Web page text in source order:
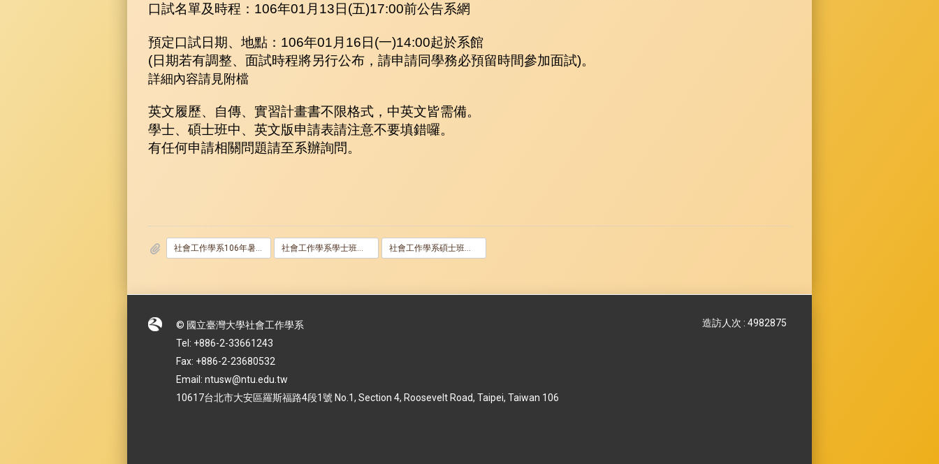
口試名單及時程：106年01月13日(五)17:00前公告系網
預定口試日期、地點：106年01月16日(一)14:00起於系館
(日期若有調整、面試時程將另行公布，請申請同學務必預留時間參加面試)。
詳細內容請見附檔
英文履歷、自傳、實習計畫書不限格式，中英文皆需備。
學士、碩士班中、英文版申請表請注意不要填錯囉。
有任何申請相關問題請至系辦詢問。
社會工作學系106年暑期國外實習甄選公告 社會工作學系學士班社會工作實習申請表 社會工作學系碩士班實地工作申請表
© 國立臺灣大學社會工作學系
Tel: +886-2-33661243
Fax: +886-2-23680532
Email: ntusw@ntu.edu.tw
10617台北市大安區羅斯福路4段1號 No.1, Section 4, Roosevelt Road, Taipei, Taiwan 106
造訪人次 : 4982875